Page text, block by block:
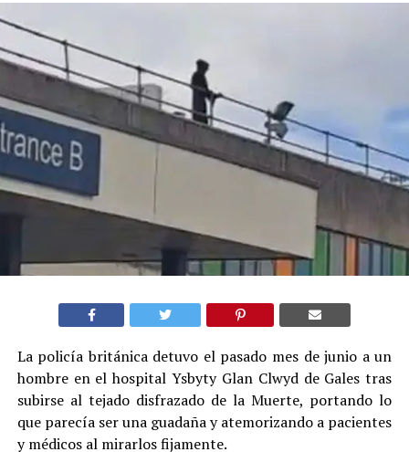
La policía británica detuvo el pasado mes de junio a un
hombre en el hospital Ysbyty Glan Clwyd de Gales tras
subirse al tejado disfrazado de la Muerte, portando lo
que parecía ser una guadaña y atemorizando a pacientes
y médicos al mirarlos fijamente.